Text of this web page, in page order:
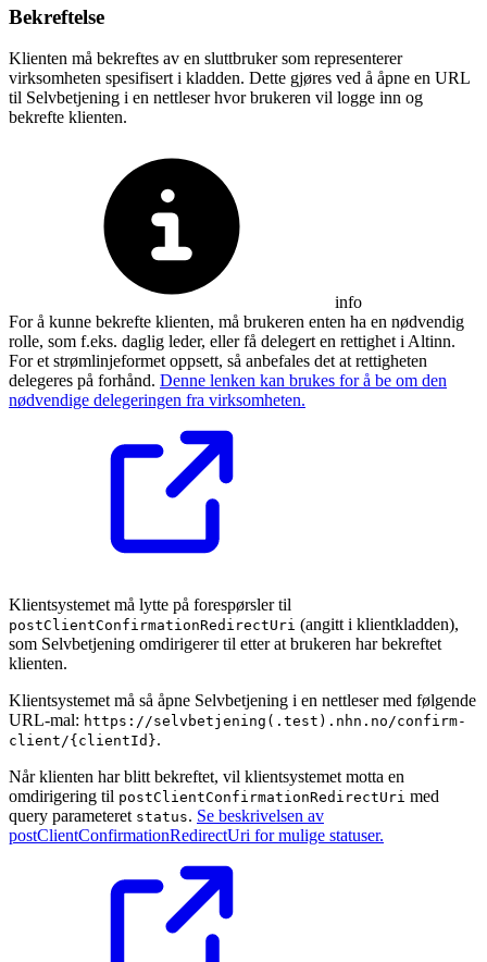
Bekreftelse
Klienten må bekreftes av en sluttbruker som representerer
virksomheten spesifisert i kladden. Dette gjøres ved å åpne en URL
til Selvbetjening i en nettleser hvor brukeren vil logge inn og
bekrefte klienten.
info
For å kunne bekrefte klienten, må brukeren enten ha en nødvendig
rolle, som f.eks. daglig leder, eller få delegert en rettighet i Altinn.
For et strømlinjeformet oppsett, så anbefales det at rettigheten
delegeres på forhånd. Denne lenken kan brukes for å be om den
nødvendige delegeringen fra virksomheten.
Klientsystemet må lytte på forespørsler til
postClientConfirmationRedirectUri (angitt i klientkladden),
som Selvbetjening omdirigerer til etter at brukeren har bekreftet
klienten.
Klientsystemet må så åpne Selvbetjening i en nettleser med følgende
URL-mal: https://selvbetjening(.test).nhn.no/confirm-
client/{clientId}.
Når klienten har blitt bekreftet, vil klientsystemet motta en
omdirigering til postClientConfirmationRedirectUri med
query parameteret status. Se beskrivelsen av
postClientConfirmationRedirectUri for mulige statuser.